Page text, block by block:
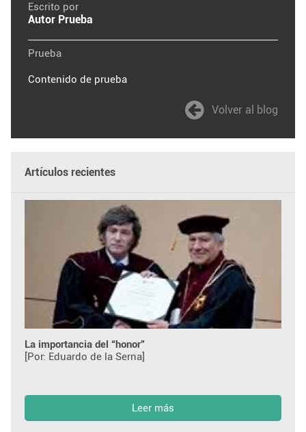
Escrito por
Autor Prueba
Prueba
Contenido de prueba
Volver al blog
Artículos recientes
La importancia del “honor”
[Por: Eduardo de la Serna]
Leer más